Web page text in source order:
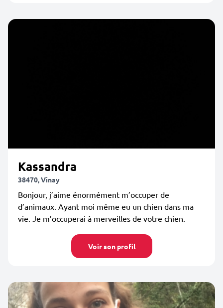
Kassandra
38470, Vinay
Bonjour, j’aime énormément m’occuper de
d’animaux. Ayant moi même eu un chien dans ma
vie. Je m’occuperai à merveilles de votre chien.
Voir son profil